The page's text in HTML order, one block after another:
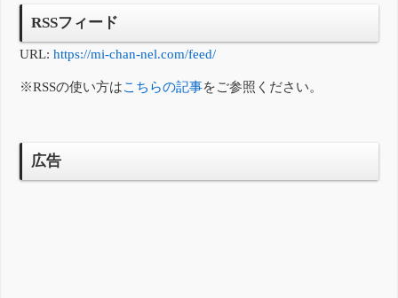
RSSフィード
URL:https://mi-chan-nel.com/feed/
※RSSの使い方はこちらの記事をご参照ください。
広告